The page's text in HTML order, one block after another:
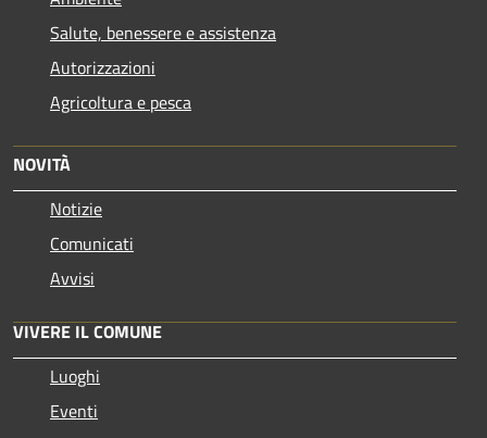
Salute, benessere e assistenza
Autorizzazioni
Agricoltura e pesca
NOVITÀ
Notizie
Comunicati
Avvisi
VIVERE IL COMUNE
Luoghi
Eventi